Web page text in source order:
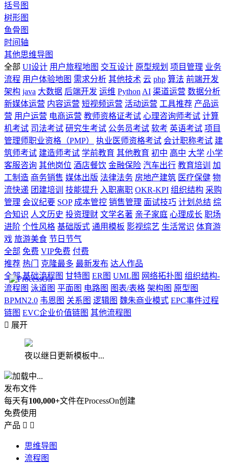
括号图
树形图
鱼骨图
时间轴
其他思维导图
全部 UI设计 用户旅程地图 交互设计 原型规划 项目管理 业务
流程 用户体验地图 需求分析 其他技术 云 php 算法 前端开发
架构 java 大数据 后端开发 运维 Python AI 渠道运营 数据分析
新媒体运营 内容运营 短视频运营 活动运营 工具推荐 产品运
营 用户运营 电商运营 教师资格证考试 心理咨询师考试 计算
机考试 司法考试 研究生考试 公务员考试 软考 英语考试 项目
管理师职业资格（PMP）
执业医师资格考试 会计职称考试 建
筑师考试 建造师考试 学前教育 其他教育 初中 高中 大学 小学
客服咨询 其他岗位 酒店餐饮 金融保险 汽车出行 教育培训
加
工制造 商务销售 媒体出版 法律法务 房地产建筑 医疗保健 物
流快递 团建培训 技能提升 入职离职 OKR-KPI 组织结构 采购
管理 会议纪要 SOP 成本管控 销售管理 面试技巧 计划总结 综
合知识 人文历史 投资理财 文学名著 亲子家庭 心理成长 职场
进阶 个性风格 基础版式 通用模板 影视综艺 生活常识 体育游
戏 旅游美食 节日节气
全部 免费 VIP免费 付费
推荐 热门 克隆最多 最新发布 达人作品
全部 基础流程图 甘特图 ER图 UML图 网络拓扑图 组织结构-
流程图 泳道图 平面图 电路图 图表/表格 架构图 原型图
BPMN2.0 韦恩图 关系图 逻辑图 魏朱商业模式 EPC事件过程
链图 EVC企业价值链图 其他流程图
 展开
夜以继日更新模板中...
加载中...
发布文件
每天有100,000+文件在ProcessOn创建
免费使用
产品  
思维导图
流程图